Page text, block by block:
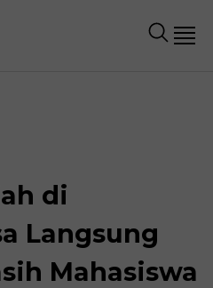
di
Langsung
Mahasiswa